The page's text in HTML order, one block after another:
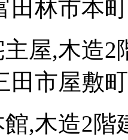
田林市本
屋,木造2
田市屋敷
,木造2階